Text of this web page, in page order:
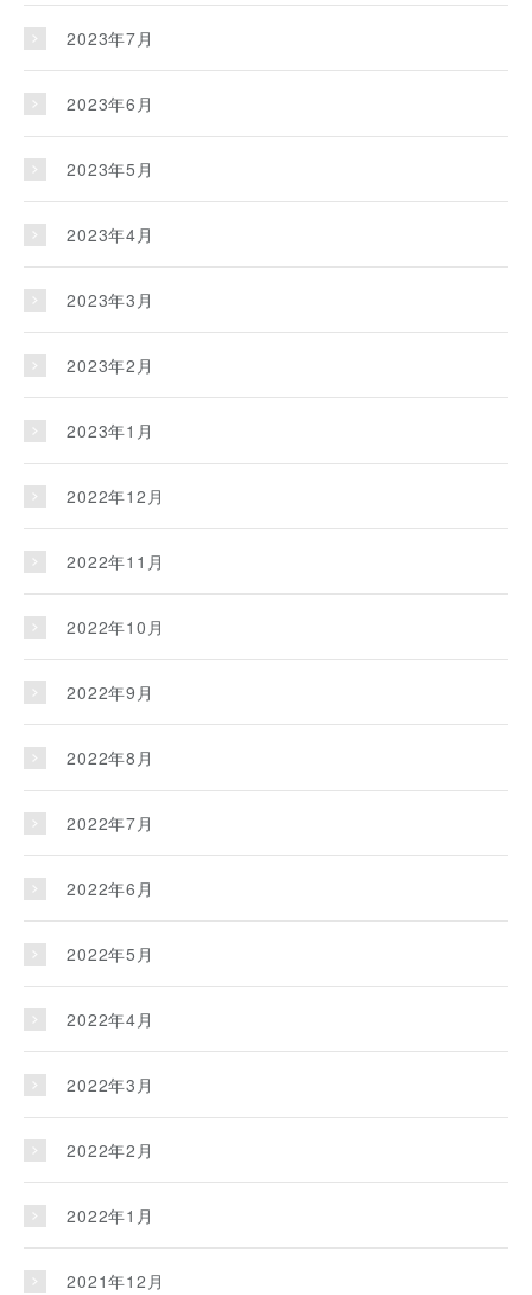
2023年7月
2023年6月
2023年5月
2023年4月
2023年3月
2023年2月
2023年1月
2022年12月
2022年11月
2022年10月
2022年9月
2022年8月
2022年7月
2022年6月
2022年5月
2022年4月
2022年3月
2022年2月
2022年1月
2021年12月